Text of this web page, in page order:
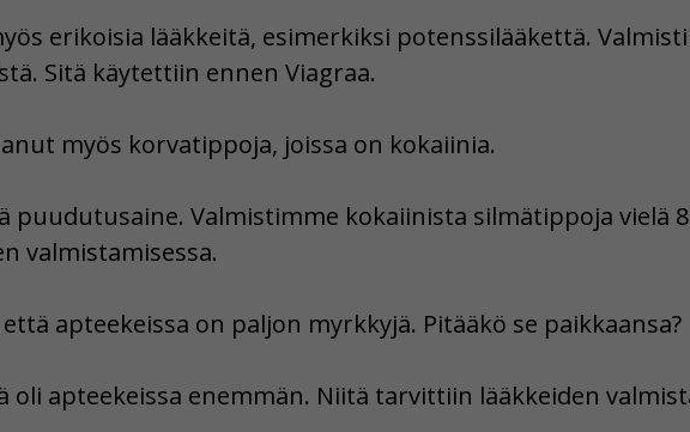
erikoisia lääkkeitä, esimerkiksi potenssilääkettä.
Sitä käytettiin ennen Viagraa.
myös korvatippoja, joissa on kokaiinia.
puudutusaine. Valmistimme kokaiinista silmätippoja vielä
valmistamisessa.
apteekeissa on paljon myrkkyjä. Pitääkö se paikkaansa?
oli apteekeissa enemmän. Niitä tarvittiin lääkkeiden